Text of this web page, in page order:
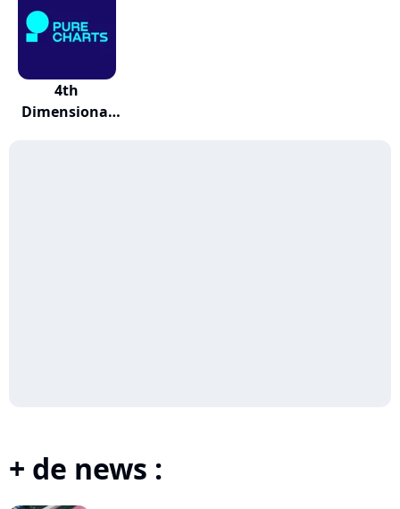
4th
Dimensional
+ de news :